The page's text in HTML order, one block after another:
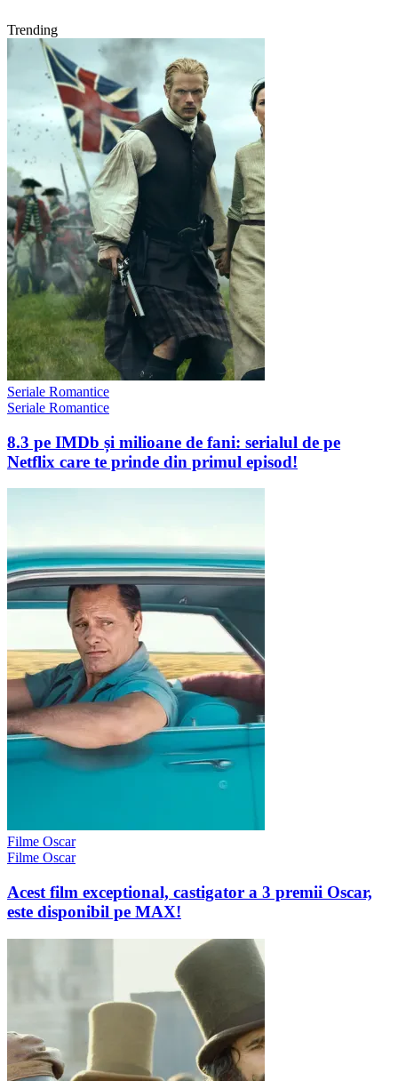
Trending
Seriale Romantice
Seriale Romantice
8.3 pe IMDb și milioane de fani: serialul de pe
Netflix care te prinde din primul episod!
Filme Oscar
Filme Oscar
Acest film exceptional, castigator a 3 premii Oscar,
este disponibil pe MAX!